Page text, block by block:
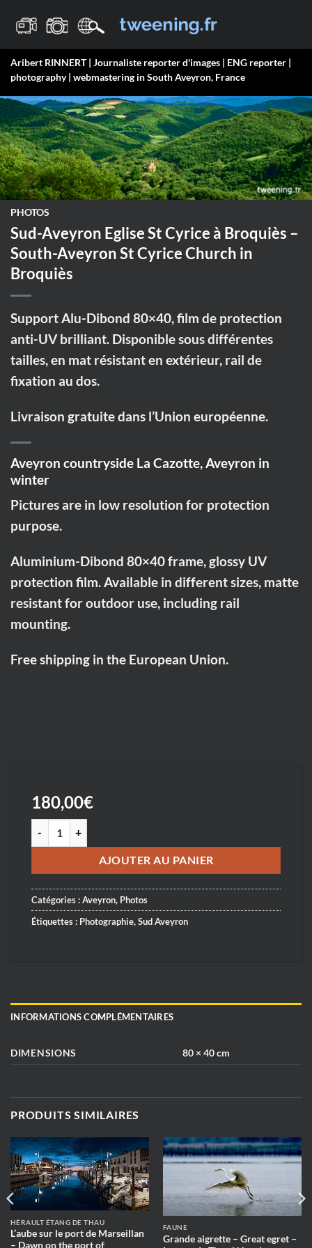
Aribert RINNERT | Journaliste reporter d'images | ENG reporter |
photography | webmastering in South Aveyron, France
PHOTOS
Sud-Aveyron Eglise St Cyrice à Broquiès –
South-Aveyron St Cyrice Church in
Broquiès
Support Alu-Dibond 80×40, film de protection
anti-UV brilliant. Disponible sous différentes
tailles, en mat résistant en extérieur, rail de
fixation au dos.
Livraison gratuite dans l’Union européenne.
Aveyron countryside La Cazotte, Aveyron in
winter
Pictures are in low resolution for protection
purpose.
Aluminium-Dibond 80×40 frame, glossy UV
protection film. Available in different sizes, matte
resistant for outdoor use, including rail
mounting.
Free shipping in the European Union.
180,00€
AJOUTER AU PANIER
Catégories :Aveyron, Photos
Étiquettes : Photographie,Sud Aveyron
INFORMATIONS COMPLÉMENTAIRES
DIMENSIONS 80 × 40 cm
PRODUITS SIMILAIRES
HÉRAULT ÉTANG DE THAU
L’aube sur le port de Marseillan
– Dawn on the port of
FAUNE
Grande aigrette – Great egret –